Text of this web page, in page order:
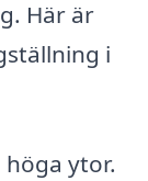
Här är
i
ytor.